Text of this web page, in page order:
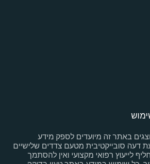
באתר זה מיועדים לספק מידע
דעה סובייקטיבית מטעם צדדים שלישיים
לייעוץ רפואי מקצועי ואין להסתמך